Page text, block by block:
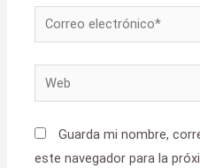
Correo
electrónico*
Web
Guarda mi nombre,
este navegador para la